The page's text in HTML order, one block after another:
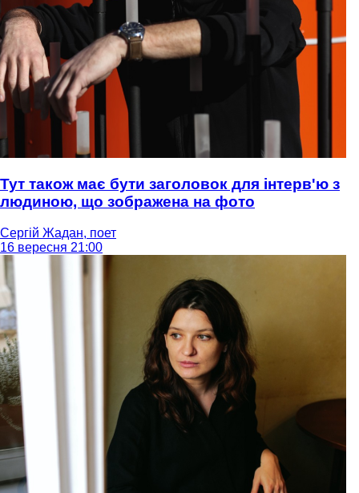
Тут також має бути заголовок для інтерв'ю з
людиною, що зображена на фото
Сергій Жадан, поет
16 вересня 21:00